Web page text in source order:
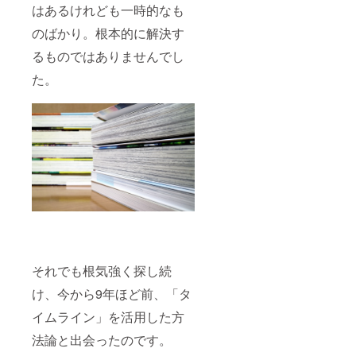
はあるけれども一時的なも
のばかり。根本的に解決す
るものではありませんでし
た。
それでも根気強く探し続
け、今から9年ほど前、「タ
イムライン」を活用した方
法論と出会ったのです。